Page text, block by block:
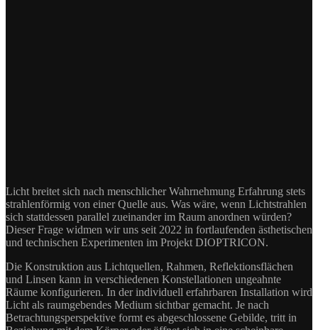
Licht breitet sich nach menschlicher Wahrnehmung Erfahrung stets
strahlenförmig von einer Quelle aus. Was wäre, wenn Lichtstrahlen
sich stattdessen parallel zueinander im Raum anordnen würden?
Dieser Frage widmen wir uns seit 2022 in fortlaufenden ästhetischen
und technischen Experimenten im Projekt DIOPTRICON.
Die Konstruktion aus Lichtquellen, Rahmen, Reflektionsflächen
und Linsen kann in verschiedenen Konstellationen ungeahnte
Räume konfigurieren. In der individuell erfahrbaren Installation wird
Licht als raumgebendes Medium sichtbar gemacht. Je nach
Betrachtungsperspektive formt es abgeschlossene Gebilde, tritt in